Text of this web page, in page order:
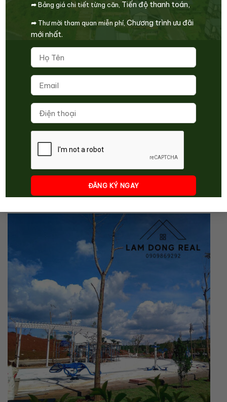
➦Bảng giá chi tiết từng căn, Tiến độ thanh toán,
➦ Thư mời tham quan miễn phí, Chương trình ưu đãi
mới nhất.
Article Rating
Subscribe
COMMENTS
BẠN NÊN XEM